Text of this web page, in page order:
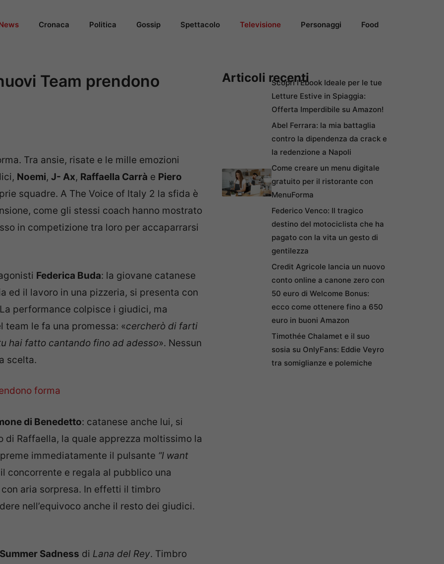
Cronaca Politica Gossip Spettacolo Televisione Personaggi Food
Team prendono
Tra ansie, risate e le mille emozioni
Noemi, J- Ax, Raffaella Carrà e Piero
squadre. A The Voice of Italy 2 la sfida è
come gli stessi coach hanno mostrato
in competizione tra loro per accaparrarsi
Federica Buda: la giovane catanese
ed il lavoro in una pizzeria, si presenta con
performance colpisce i giudici, ma
le fa una promessa: «cercherò di farti
hai fatto cantando fino ad adesso». Nessun
scelta.
di Benedetto: catanese anche lui, si
di Raffaella, la quale apprezza moltissimo la
immediatamente il pulsante “I want
concorrente e regala al pubblico una
con aria sorpresa. In effetti il timbro
nell’equivoco anche il resto dei giudici.
Summer Sadness di Lana del Rey. Timbro
Articoli recentiScopri l’Ebook Ideale per le tue
Letture Estive in Spiaggia:
Offerta Imperdibile su Amazon!
Abel Ferrara: la mia battaglia
contro la dipendenza da crack e
la redenzione a Napoli
Come creare un menu digitale
gratuito per il ristorante con
MenuForma
Federico Venco: Il tragico
destino del motociclista che ha
pagato con la vita un gesto di
gentilezza
Credit Agricole lancia un nuovo
conto online a canone zero con
50 euro di Welcome Bonus:
ecco come ottenere fino a 650
euro in buoni Amazon
Timothée Chalamet e il suo
sosia su OnlyFans: Eddie Veyro
tra somiglianze e polemiche